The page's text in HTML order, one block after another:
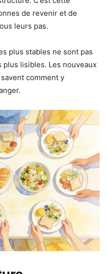
de revenir et de
leurs pas.
plus stables ne sont pas
lisibles. Les nouveaux
comment y